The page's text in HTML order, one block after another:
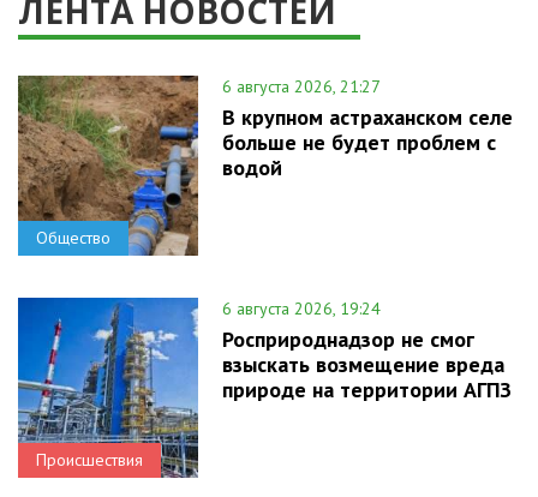
ЛЕНТА НОВОСТЕЙ
Общество
6 августа 2026, 21:27
В крупном астраханском селе
больше не будет проблем с
водой
Происшествия
6 августа 2026, 19:24
Росприроднадзор не смог
взыскать возмещение вреда
природе на территории АГПЗ